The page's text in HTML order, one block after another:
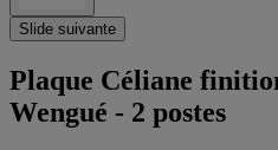
Slide suivante
Plaque Céliane
Wengué - 2 postes